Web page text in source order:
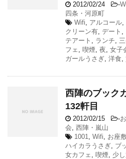
2012/02/24 -
四条・河原町
Wifi, アルコール,
クリーン有, デート ,
テアート , ランチ,
フェ , 喫煙, 夜, 女子
ガールうさぎ, 洋食,
西陣のブック
132軒目
2012/02/15 -
会, 西陣・嵐山
1001, Wifi, お座
ハイカラうさぎ, ブ
女カフェ , 喫煙, 少